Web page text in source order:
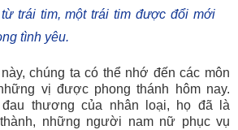
trái tim, một trái tim được đổi mới
tình yêu.
chúng ta có thể nhớ đến các môn
vị được phong thánh hôm nay.
thương của nhân loại, họ đã là
những người nam nữ phục vụ